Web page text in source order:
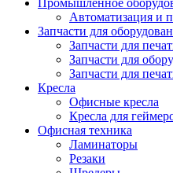
Промышленное
Автоматизация и
Запчасти для
Запчасти для
Запчасти для
Запчасти для
Кресла
Офисные кресла
Кресла для
Офисная техника
Ламинаторы
Резаки